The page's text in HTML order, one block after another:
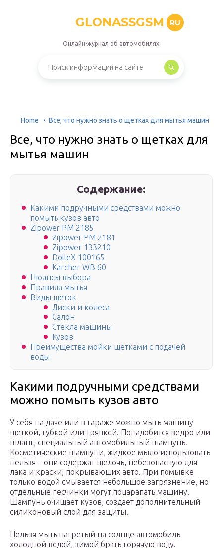
GLONASSGSM RU
Онлайн-журнал об автомобилях
Home Все, что нужно знать о щетках для мытья машин
Все, что нужно знать о щетках для
мытья машин
Содержание:
Какими подручными средствами можно
помыть кузов авто
Zipower PM 2185
Zipower PM 2181
Zipower 133210
DolleX 100165
Karcher WB 60
Нюансы выбора
Правила мытья
Виды щеток
Диски и колеса
Салон
Стекла машины
Кузов
Преимущества мойки щетками с подачей
воды
Какими подручными средствами
можно помыть кузов авто
У себя на даче или в гараже можно мыть машину
щеткой, губкой или тряпкой. Понадобится ведро или
шланг, специальный автомобильный шампунь.
Косметические шампуни, жидкое мыло использовать
нельзя – они содержат щелочь, небезопасную для
лака и краски, покрывающих авто. При помывке
только водой смывается небольшое загрязнение, но
отдельные песчинки могут поцарапать машину.
Шампунь очищает кузов, создает дополнительный
силиконовый слой для защиты.
Нельзя мыть нагретый на солнце автомобиль
холодной водой, зимой брать горячую воду.